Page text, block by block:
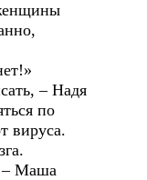
– Надя
по
вируса.
– Маша